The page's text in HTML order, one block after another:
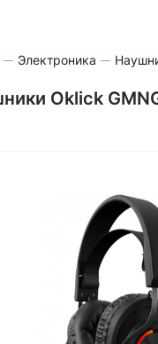
Электроника
Oklick